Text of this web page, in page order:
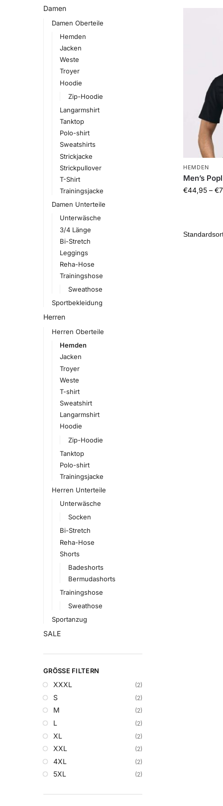
HEMDEN
Men’s
€44,95 – €
Damen
Damen Oberteile
Hemden
Jacken
Weste
Troyer
Hoodie
Zip-Hoodie
Langarmshirt
Tanktop
Polo-shirt
Sweatshirts
Strickjacke
Strickpullover
T-Shirt
Trainingsjacke
Damen Unterteile
Unterwäsche
3/4 Länge
Bi-Stretch
Leggings
Reha-Hose
Trainingshose
Sweathose
Sportbekleidung
Herren
Herren Oberteile
Hemden
Jacken
Troyer
Weste
T-shirt
Sweatshirt
Langarmshirt
Hoodie
Zip-Hoodie
Tanktop
Polo-shirt
Trainingsjacke
Herren Unterteile
Unterwäsche
Socken
Bi-Stretch
Reha-Hose
Shorts
Badeshorts
Bermudashorts
Trainingshose
Sweathose
Sportanzug
SALE
GRÖSSE FILTERN
XXXL (2)
S (2)
M (2)
L (2)
XL (2)
XXL (2)
4XL (2)
5XL (2)